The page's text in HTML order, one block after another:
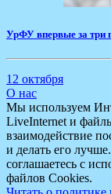
УрФУ впервые за три
12 октября
О нас
Мы используем
LiveInternet и
взаимодействие
и делать его
соглашаетесь с
файлов Cookies.